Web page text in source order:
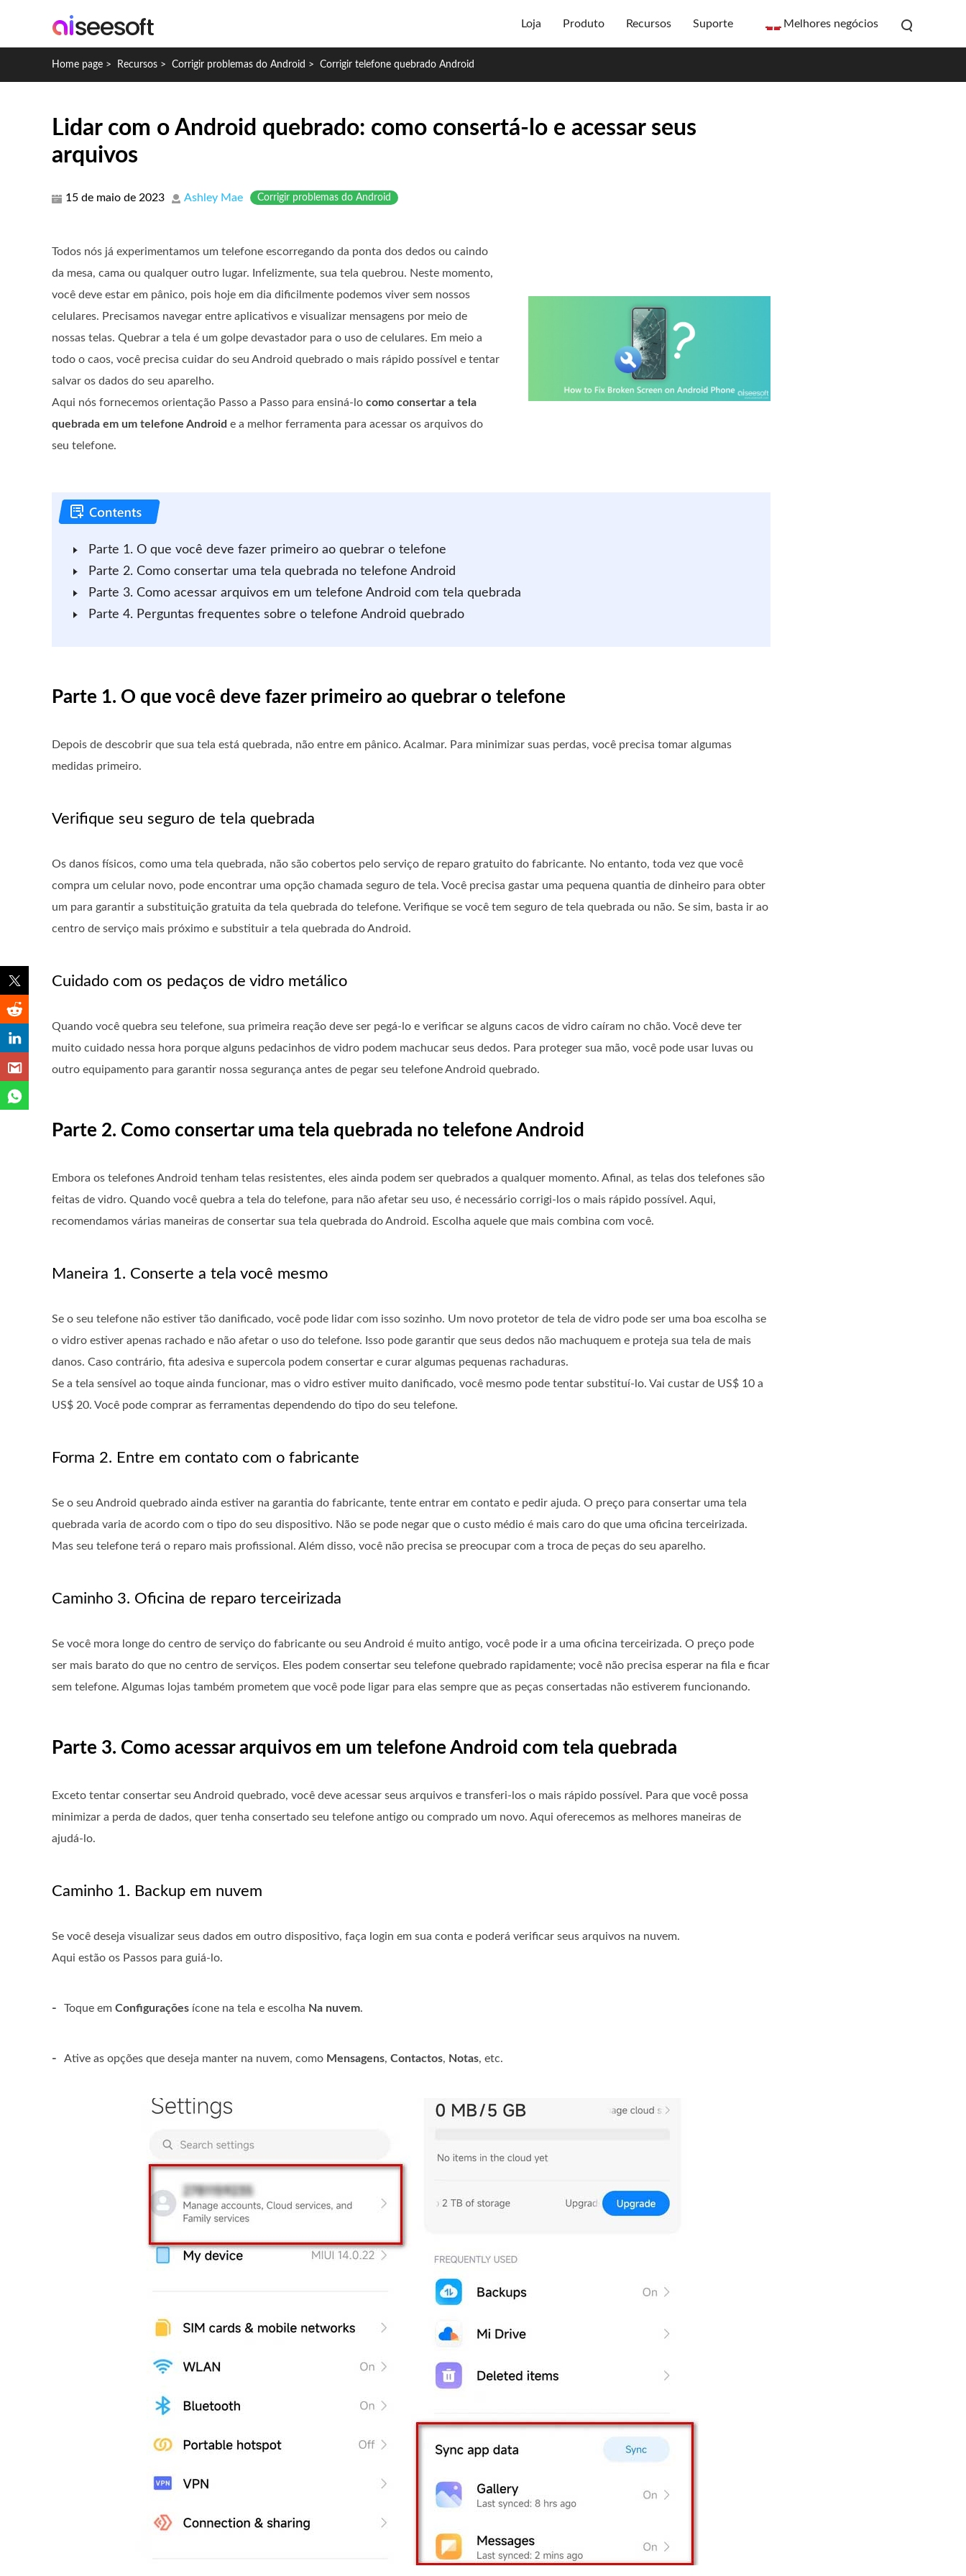
Loja Produto Recursos Suporte Melhores negócios
Home page > Recursos > Corrigir problemas do Android > Corrigir telefone quebrado Android
Lidar com o Android quebrado: como consertá-lo e acessar seus
arquivos
15 de maio de 2023 Ashley Mae Corrigir problemas do Android
Todos nós já experimentamos um telefone escorregando da ponta dos dedos ou caindo
da mesa, cama ou qualquer outro lugar. Infelizmente, sua tela quebrou. Neste momento,
você deve estar em pânico, pois hoje em dia dificilmente podemos viver sem nossos
celulares. Precisamos navegar entre aplicativos e visualizar mensagens por meio de
nossas telas. Quebrar a tela é um golpe devastador para o uso de celulares. Em meio a
todo o caos, você precisa cuidar do seu Android quebrado o mais rápido possível e tentar
salvar os dados do seu aparelho.
Aqui nós fornecemos orientação Passo a Passo para ensiná-lo como consertar a tela
quebrada em um telefone Android e a melhor ferramenta para acessar os arquivos do
seu telefone.
Parte 1. O que você deve fazer primeiro ao quebrar o telefone
Parte 2. Como consertar uma tela quebrada no telefone Android
Parte 3. Como acessar arquivos em um telefone Android com tela quebrada
Parte 4. Perguntas frequentes sobre o telefone Android quebrado
Parte 1. O que você deve fazer primeiro ao quebrar o telefone
Depois de descobrir que sua tela está quebrada, não entre em pânico. Acalmar. Para minimizar suas perdas, você precisa tomar algumas
medidas primeiro.
Verifique seu seguro de tela quebrada
Os danos físicos, como uma tela quebrada, não são cobertos pelo serviço de reparo gratuito do fabricante. No entanto, toda vez que você
compra um celular novo, pode encontrar uma opção chamada seguro de tela. Você precisa gastar uma pequena quantia de dinheiro para obter
um para garantir a substituição gratuita da tela quebrada do telefone. Verifique se você tem seguro de tela quebrada ou não. Se sim, basta ir ao
centro de serviço mais próximo e substituir a tela quebrada do Android.
Cuidado com os pedaços de vidro metálico
Quando você quebra seu telefone, sua primeira reação deve ser pegá-lo e verificar se alguns cacos de vidro caíram no chão. Você deve ter
muito cuidado nessa hora porque alguns pedacinhos de vidro podem machucar seus dedos. Para proteger sua mão, você pode usar luvas ou
outro equipamento para garantir nossa segurança antes de pegar seu telefone Android quebrado.
Parte 2. Como consertar uma tela quebrada no telefone Android
Embora os telefones Android tenham telas resistentes, eles ainda podem ser quebrados a qualquer momento. Afinal, as telas dos telefones são
feitas de vidro. Quando você quebra a tela do telefone, para não afetar seu uso, é necessário corrigi-los o mais rápido possível. Aqui,
recomendamos várias maneiras de consertar sua tela quebrada do Android. Escolha aquele que mais combina com você.
Maneira 1. Conserte a tela você mesmo
Se o seu telefone não estiver tão danificado, você pode lidar com isso sozinho. Um novo protetor de tela de vidro pode ser uma boa escolha se
o vidro estiver apenas rachado e não afetar o uso do telefone. Isso pode garantir que seus dedos não machuquem e proteja sua tela de mais
danos. Caso contrário, fita adesiva e supercola podem consertar e curar algumas pequenas rachaduras.
Se a tela sensível ao toque ainda funcionar, mas o vidro estiver muito danificado, você mesmo pode tentar substituí-lo. Vai custar de US$ 10 a
US$ 20. Você pode comprar as ferramentas dependendo do tipo do seu telefone.
Forma 2. Entre em contato com o fabricante
Se o seu Android quebrado ainda estiver na garantia do fabricante, tente entrar em contato e pedir ajuda. O preço para consertar uma tela
quebrada varia de acordo com o tipo do seu dispositivo. Não se pode negar que o custo médio é mais caro do que uma oficina terceirizada.
Mas seu telefone terá o reparo mais profissional. Além disso, você não precisa se preocupar com a troca de peças do seu aparelho.
Caminho 3. Oficina de reparo terceirizada
Se você mora longe do centro de serviço do fabricante ou seu Android é muito antigo, você pode ir a uma oficina terceirizada. O preço pode
ser mais barato do que no centro de serviços. Eles podem consertar seu telefone quebrado rapidamente; você não precisa esperar na fila e ficar
sem telefone. Algumas lojas também prometem que você pode ligar para elas sempre que as peças consertadas não estiverem funcionando.
Parte 3. Como acessar arquivos em um telefone Android com tela quebrada
Exceto tentar consertar seu Android quebrado, você deve acessar seus arquivos e transferi-los o mais rápido possível. Para que você possa
minimizar a perda de dados, quer tenha consertado seu telefone antigo ou comprado um novo. Aqui oferecemos as melhores maneiras de
ajudá-lo.
Caminho 1. Backup em nuvem
Se você deseja visualizar seus dados em outro dispositivo, faça login em sua conta e poderá verificar seus arquivos na nuvem.
Aqui estão os Passos para guiá-lo.
- Toque em Configurações ícone na tela e escolha Na nuvem.
- Ative as opções que deseja manter na nuvem, como Mensagens, Contactos, Notas, etc.